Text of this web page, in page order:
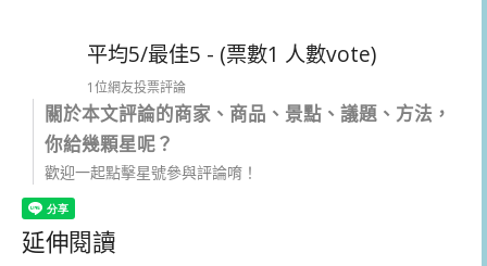
平均5/最佳5 - (票數1 人數vote)
1位網友投票評論
關於本文評論的商家、商品、景點、議題、方法，
你給幾顆星呢？
歡迎一起點擊星號參與評論唷！
延伸閱讀